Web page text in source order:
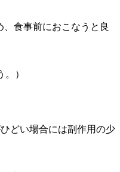
食事前におこなうと良
）
どい場合には副作用の少